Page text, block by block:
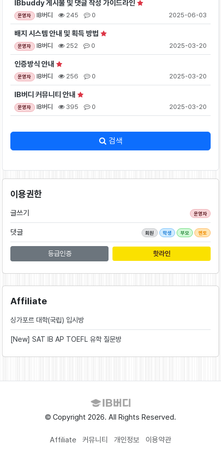
IBbuddy 게시물 및 댓글 작성 가이드라인
운영자 IB버디 245 0 2025-06-03
배지 시스템 안내 및 획득 방법
운영자 IB버디 252 0 2025-03-20
인증방식 안내
운영자 IB버디 256 0 2025-03-20
IB버디 커뮤니티 안내
운영자 IB버디 395 0 2025-03-20
검색
이용권한
글쓰기 운영자
댓글 회원 학생 부모 멘토
등급인증 핫라인
Affiliate
싱가포르 대학(국립) 입시방
[New] SAT IB AP TOEFL 유학 질문방
© Copyright 2026. All Rights Reserved.
Affiliate 커뮤니티 개인정보 이용약관